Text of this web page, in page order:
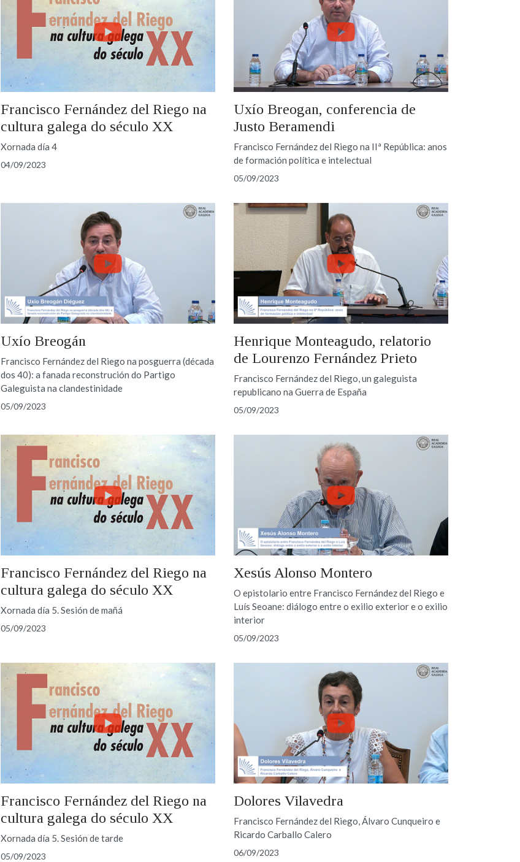
Francisco Fernández del Riego na
cultura galega do século XX
Xornada día 4
04/09/2023
Uxío Breogan, conferencia de
Justo Beramendi
Francisco Fernández del Riego na IIª República: anos
de formación política e intelectual
05/09/2023
Uxío Breogán
Francisco Fernández del Riego na posguerra (década
dos 40): a fanada reconstrución do Partigo
Galeguista na clandestinidade
05/09/2023
Henrique Monteagudo, relatorio
de Lourenzo Fernández Prieto
Francisco Fernández del Riego, un galeguista
republicano na Guerra de España
05/09/2023
Francisco Fernández del Riego na
cultura galega do século XX
Xornada día 5. Sesión de mañá
05/09/2023
Xesús Alonso Montero
O epistolario entre Francisco Fernández del Riego e
Luís Seoane: diálogo entre o exilio exterior e o exilio
interior
05/09/2023
Francisco Fernández del Riego na
cultura galega do século XX
Xornada día 5. Sesión de tarde
05/09/2023
Dolores Vilavedra
Francisco Fernández del Riego, Álvaro Cunqueiro e
Ricardo Carballo Calero
06/09/2023